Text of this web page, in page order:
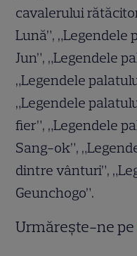
cavalerului
Lună”,
Jun”, „Legendele
„Legendele
„Legendele
fier”, „Legendele
Sang-ok”,
dintre vânturi”,
Geunchogo”.
Urmărește-ne pe